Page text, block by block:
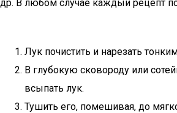
др. В любом случае каждый рецепт
Лук почистить и нарезать
В глубокую сковороду или
всыпать лук.
Тушить его, помешивая, до